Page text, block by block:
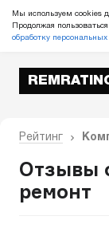
Мы используем cookies
Продолжая
обработку
Рейтинг
Отзывы
ремонт